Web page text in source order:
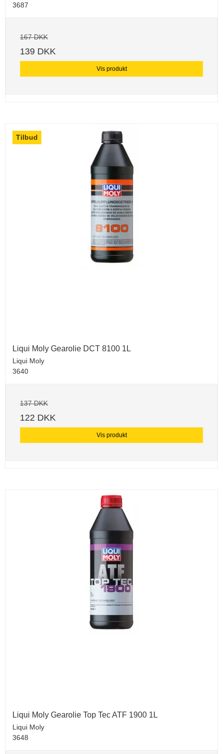
3687
167 DKK
139 DKK
Vis produkt
Tilbud
Liqui Moly Gearolie DCT 8100 1L
Liqui Moly
3640
137 DKK
122 DKK
Vis produkt
Liqui Moly Gearolie Top Tec ATF 1900 1L
Liqui Moly
3648